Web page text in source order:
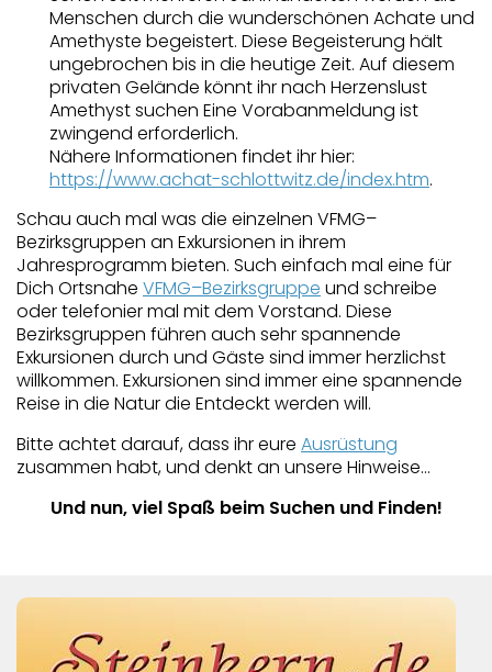
Menschen durch die wunderschönen Achate und
Amethyste begeistert. Diese Begeisterung hält
ungebrochen bis in die heutige Zeit. Auf diesem
privaten Gelände könnt ihr nach Herzenslust
Amethyst suchen Eine Vorabanmeldung ist
zwingend erforderlich.
Nähere Informationen findet ihr hier:
https://www.achat-schlottwitz.de/index.htm.
Schau auch mal was die einzelnen VFMG–
Bezirksgruppen an Exkursionen in ihrem
Jahresprogramm bieten. Such einfach mal eine für
Dich Ortsnahe VFMG–Bezirksgruppe und schreibe
oder telefonier mal mit dem Vorstand. Diese
Bezirksgruppen führen auch sehr spannende
Exkursionen durch und Gäste sind immer herzlichst
willkommen. Exkursionen sind immer eine spannende
Reise in die Natur die Entdeckt werden will.
Bitte achtet darauf, dass ihr eure Ausrüstung
zusammen habt, und denkt an unsere Hinweise…
Und nun, viel Spaß beim Suchen und Finden!